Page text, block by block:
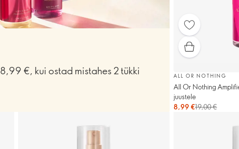
€, kui ostad mistahes 2 tükki ALL OR NOTHING
All Or Nothing
juustele
8,99 €19,00 €